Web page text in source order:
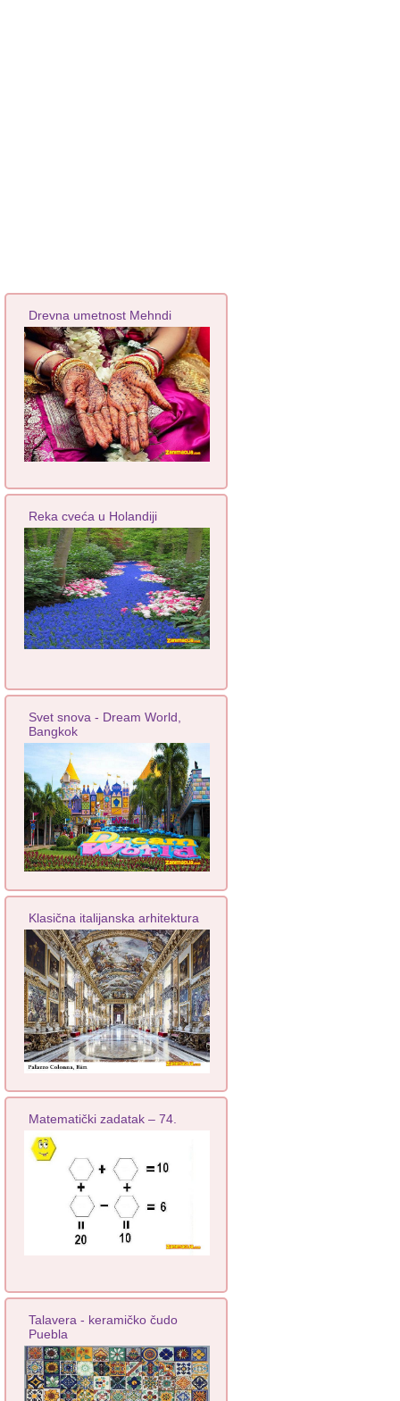
Drevna umetnost Mehndi
Reka cveća u Holandiji
Svet snova - Dream World,
Bangkok
Klasična italijanska arhitektura
Matematički zadatak – 74.
Talavera - keramičko čudo
Puebla